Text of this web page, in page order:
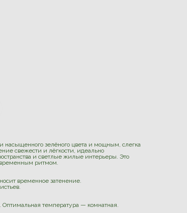
зелёного цвета и мощным, слегка
свежести и лёгкости, идеально
и светлые жилые интерьеры. Это
ритмом.
временное затенение.
Оптимальная температура — комнатная.